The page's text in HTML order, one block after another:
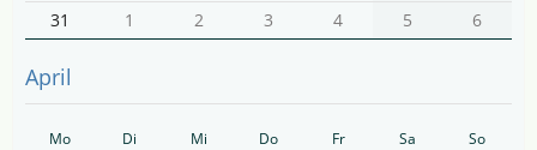
31
1 2 3 4 5 6
April
Mo Di Mi Do Fr Sa So